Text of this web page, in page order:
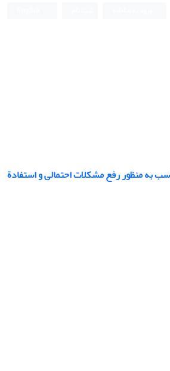
به منظور رفع مشکلات احتمالی و استفادة